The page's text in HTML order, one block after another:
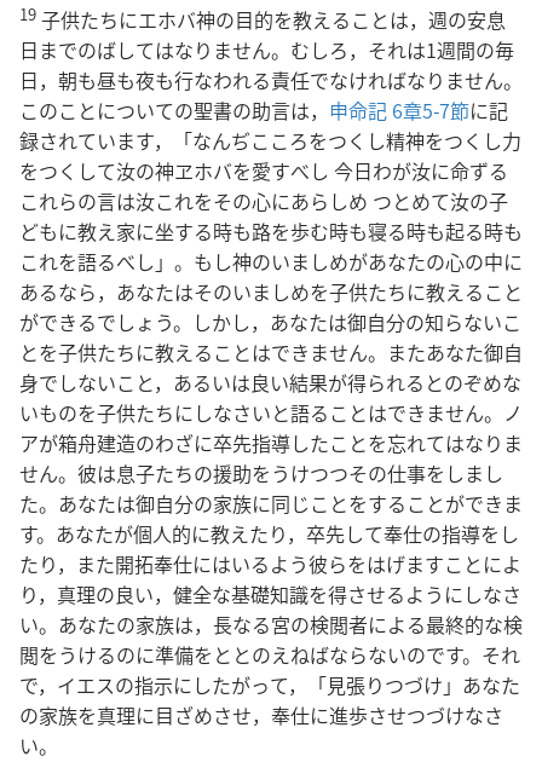
19 子供たちにエホバ神の目的を教えることは，週の安息
日までのばしてはなりません。むしろ，それは1週間の毎
日，朝も昼も夜も行なわれる責任でなければなりません。
このことについての聖書の助言は， 申命記 6章5-7節に記
録されています，「なんぢこころをつくし精神をつくし力
をつくして汝の神ヱホバを愛すべし 今日わが汝に命ずる
これらの言は汝これをその心にあらしめ つとめて汝の子
どもに教え家に坐する時も路を歩む時も寝る時も起る時も
これを語るべし」。もし神のいましめがあなたの心の中に
あるなら，あなたはそのいましめを子供たちに教えること
ができるでしょう。しかし，あなたは御自分の知らないこ
とを子供たちに教えることはできません。またあなた御自
身でしないこと，あるいは良い結果が得られるとのぞめな
いものを子供たちにしなさいと語ることはできません。ノ
アが箱舟建造のわざに卒先指導したことを忘れてはなりま
せん。彼は息子たちの援助をうけつつその仕事をしまし
た。あなたは御自分の家族に同じことをすることができま
す。あなたが個人的に教えたり，卒先して奉仕の指導をし
たり，また開拓奉仕にはいるよう彼らをはげますことによ
り，真理の良い，健全な基礎知識を得させるようにしなさ
い。あなたの家族は，長なる宮の検閲者による最終的な検
閲をうけるのに準備をととのえねばならないのです。それ
で，イエスの指示にしたがって，「見張りつづけ」あなた
の家族を真理に目ざめさせ，奉仕に進歩させつづけなさ
い。